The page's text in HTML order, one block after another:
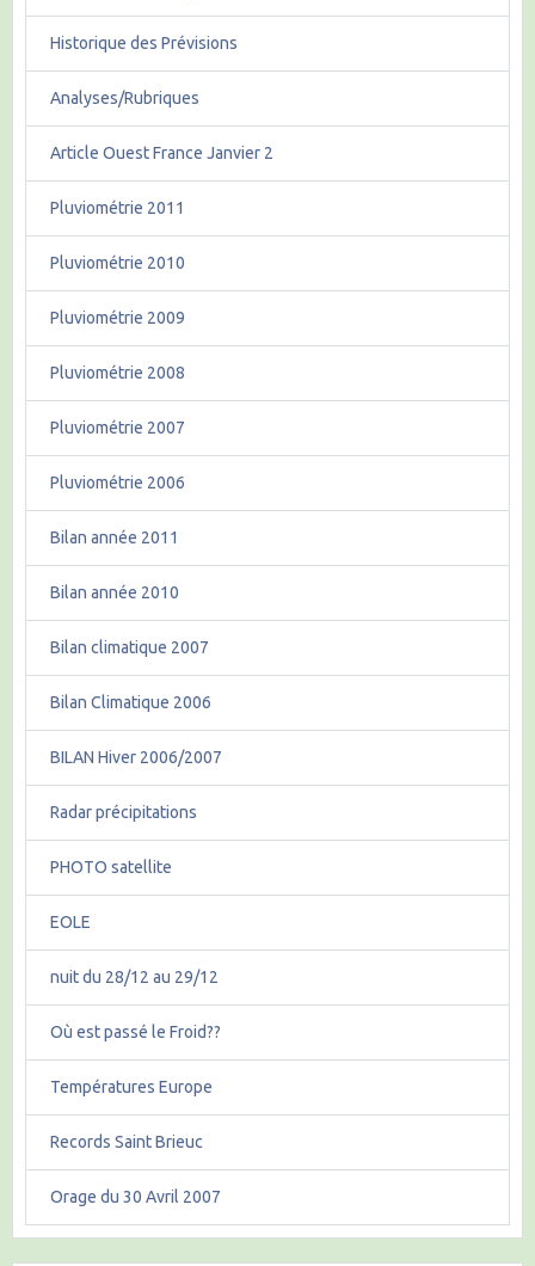
Historique des Prévisions
Analyses/Rubriques
Article Ouest France Janvier 2
Pluviométrie 2011
Pluviométrie 2010
Pluviométrie 2009
Pluviométrie 2008
Pluviométrie 2007
Pluviométrie 2006
Bilan année 2011
Bilan année 2010
Bilan climatique 2007
Bilan Climatique 2006
BILAN Hiver 2006/2007
Radar précipitations
PHOTO satellite
EOLE
nuit du 28/12 au 29/12
Où est passé le Froid??
Températures Europe
Records Saint Brieuc
Orage du 30 Avril 2007